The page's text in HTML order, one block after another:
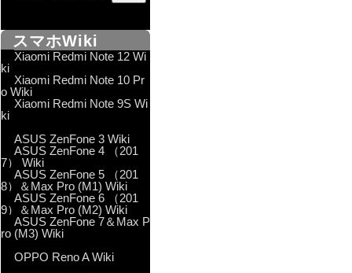
スマホWiki
Xiaomi Redmi Note 12 Wi
ki
Xiaomi Redmi Note 10 Pr
o Wiki
Xiaomi Redmi Note 9S Wi
ki
ASUS ZenFone 3 Wiki
ASUS ZenFone 4 （201
7） Wiki
ASUS ZenFone 5 （201
8）＆Max Pro (M1) Wiki
ASUS ZenFone 6 （201
9）＆Max Pro (M2) Wiki
ASUS ZenFone 7＆Max P
ro (M3) Wiki
OPPO Reno A Wiki